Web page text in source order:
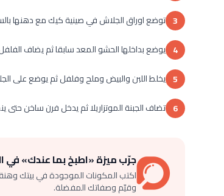
3 توضع اوراق الجلاش في صينية كيك مع دهنها
4 يوضع بداخلها الحشو المعد سابقا ثم يضاف الفلفل
5 يخلط اللبن والبيض وملح وفلفل ثم يوضع على
6 تضاف الجبنة الموتزاريلا ثم يدخل فرن ساخن
جرّب ميزة «اطبخ بما عندك» في
اكتب المكونات الموجودة في بيتك
وقيّم وصفاتك المفضلة.